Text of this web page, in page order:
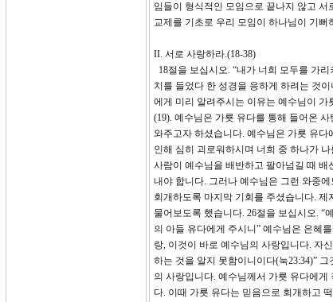
임들이 형식적인 모임으로 끝나지 않고
교제를 기초로 우리 모임이 하나님이 기
II. 서로 사랑하라.(18-38)
18절을 보십시오. “내가 너희 모두를 가
치를 들었다 한 성경을 응하게 하려는 것
에게 미리 알려주시는 이유는 예수님이
(19). 예수님은 가룟 유다를 통해 들어온
와주고자 하셨습니다. 예수님은 가룟 유
인해 심히 괴로워하시며 너희 중 하나가
사람이 예수님을 배반하고 팔아넘길 때
내야 합니다. 그러나 예수님은 그런 와중
회개하도록 마지막 기회를 주셨습니다.
물어보도록 했습니다. 26절을 보십시오. “
의 아들 유다에게 주시니” 예수님은 은혜
랑, 이것이 바로 예수님의 사랑입니다. 자
하는 것을 알지 못함이니이다(눅23:34)”
의 사랑입니다. 예수님께서 가룟 유다에
다. 이때 가룟 유다는 믿음으로 회개하고